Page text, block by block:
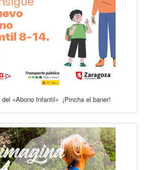
del «Abono Infantil» ¡Pincha el baner!